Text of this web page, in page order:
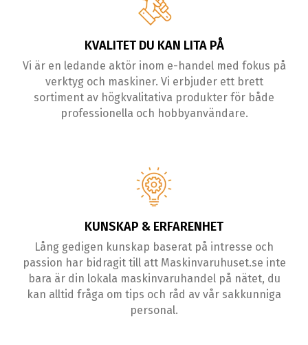
KVALITET DU KAN LITA PÅ
Vi är en ledande aktör inom e-handel med fokus på
verktyg och maskiner. Vi erbjuder ett brett
sortiment av högkvalitativa produkter för både
professionella och hobbyanvändare.
KUNSKAP & ERFARENHET
Lång gedigen kunskap baserat på intresse och
passion har bidragit till att Maskinvaruhuset.se inte
bara är din lokala maskinvaruhandel på nätet, du
kan alltid fråga om tips och råd av vår sakkunniga
personal.